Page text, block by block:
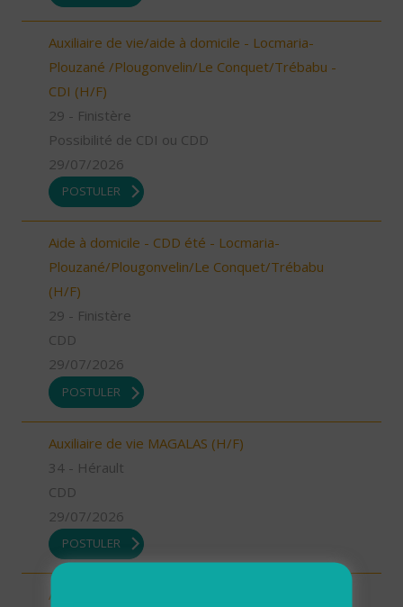
Auxiliaire de vie/aide à domicile - Locmaria-
Plouzané /Plougonvelin/Le Conquet/Trébabu -
CDI (H/F)
29 - Finistère
Possibilité de CDI ou CDD
29/07/2026
POSTULER
Aide à domicile - CDD été - Locmaria-
Plouzané/Plougonvelin/Le Conquet/Trébabu
(H/F)
29 - Finistère
CDD
29/07/2026
POSTULER
Auxiliaire de vie MAGALAS (H/F)
34 - Hérault
CDD
29/07/2026
POSTULER
Aide à domicile BEZIERS (H/F)